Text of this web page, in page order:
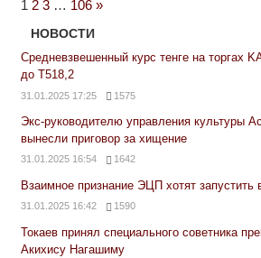
1 2 3 … 106 Next
Posts
»
НОВОСТИ
Средневзвешенный курс тенге на торгах
до Т518,2
31.01.2025 17:25 1575
Экс-руководителю управления культуры
вынесли приговор за хищение
31.01.2025 16:54 1642
Взаимное признание ЭЦП хотят
31.01.2025 16:42 1590
Токаев принял специального советника
Акихису Нагашиму